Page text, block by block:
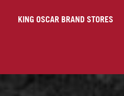
KING OSCAR BRAND STORES